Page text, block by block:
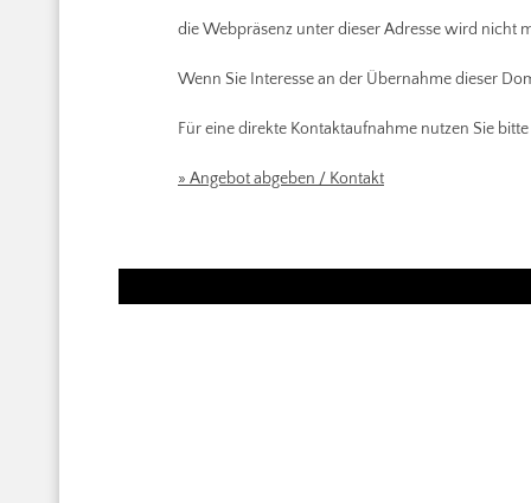
die Webpräsenz unter dieser Adresse wird nicht
Wenn Sie Interesse an der Übernahme dieser
Für eine direkte Kontaktaufnahme nutzen Sie
» Angebot abgeben / Kontakt